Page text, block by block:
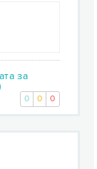
за
0 0 0